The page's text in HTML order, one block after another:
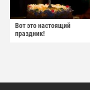
Вот это настоящий
праздник!